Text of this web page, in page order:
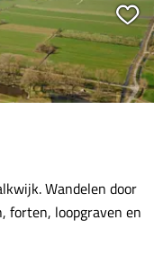
Wandelen door
forten, loopgraven en